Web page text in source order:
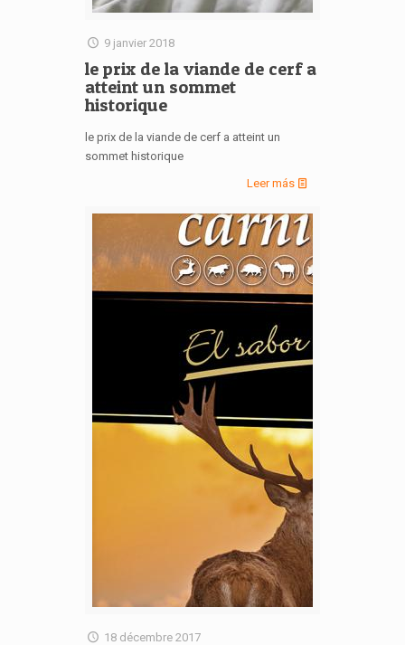
9 janvier 2018
le prix de la viande de cerf a
atteint un sommet
historique
le prix de la viande de cerf a atteint un
sommet historique
Leer más
18 décembre 2017